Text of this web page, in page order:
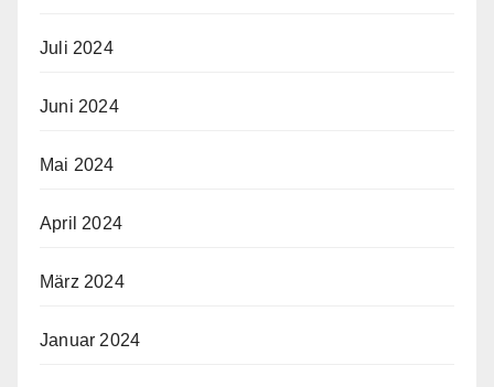
Juli 2024
Juni 2024
Mai 2024
April 2024
März 2024
Januar 2024